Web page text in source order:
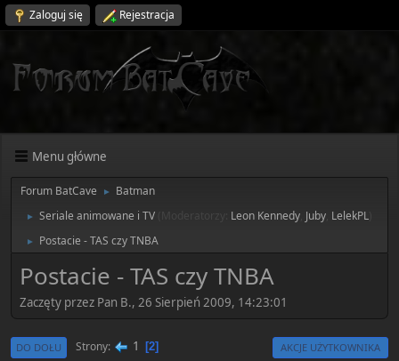
Zaloguj się Rejestracja
Menu główne
Forum BatCave ► Batman
► Seriale animowane i TV Leon Kennedy Juby LelekPL
► Postacie - TAS czy TNBA
Postacie - TAS czy TNBA
Zaczęty przez Pan B., 26 Sierpień 2009, 14:23:01
DO DOŁU Strony 1 2 AKCJE UŻYTKOWNIKA